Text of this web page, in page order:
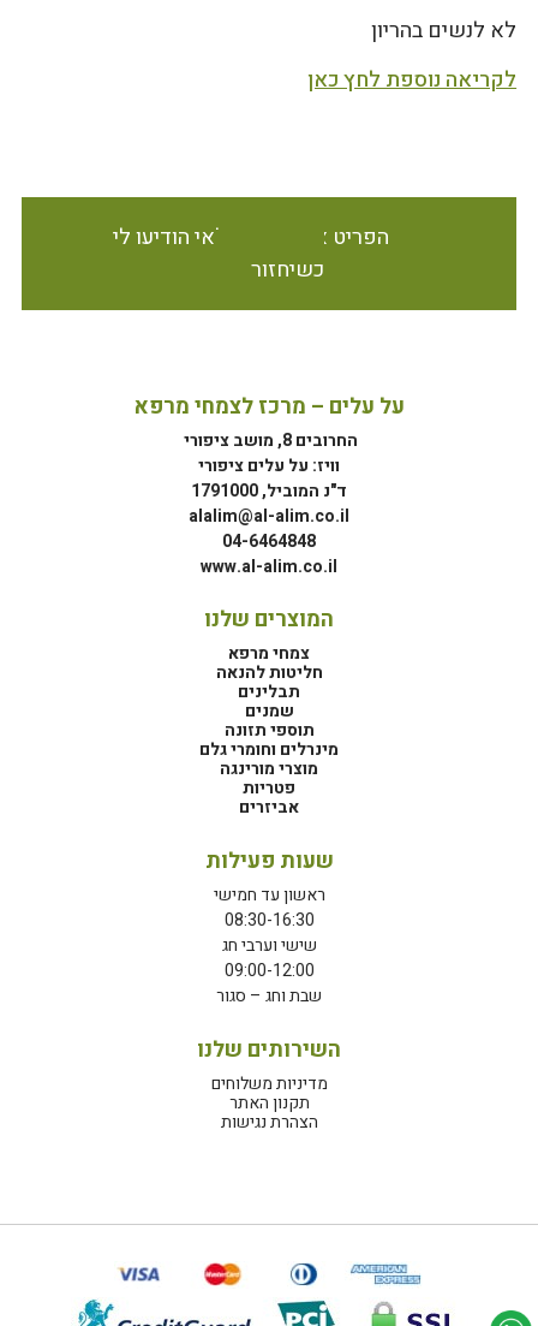
לא לנשים בהריון
לקריאה נוספת לחץ כאן
הפריט אינו זמין במלאי הודיעו לי
כשיחזור
על עלים – מרכז לצמחי מרפא
החרובים 8, מושב ציפורי
וויז: על עלים ציפורי
ד"נ המוביל, 1791000
alalim@al-alim.co.il
04-6464848
www.al-alim.co.il
המוצרים שלנו
צמחי מרפא
חליטות להנאה
תבלינים
שמנים
תוספי תזונה
מינרלים וחומרי גלם
מוצרי מורינגה
פטריות
אביזרים
שעות פעילות
ראשון עד חמישי
08:30-16:30
שישי וערבי חג
09:00-12:00
שבת וחג – סגור
השירותים שלנו
מדיניות משלוחים
תקנון האתר
הצהרת נגישות